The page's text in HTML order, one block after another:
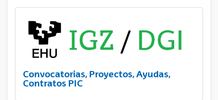
Convocatorias, Proyectos, Ayudas,
Contratos PIC